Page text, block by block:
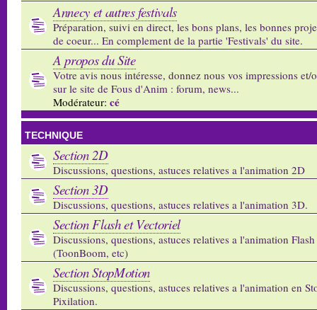
Annecy et autres festivals
Préparation, suivi en direct, les bons plans, les bonnes
de coeur... En complement de la partie 'Festivals' du site.
A propos du Site
Votre avis nous intéresse, donnez nous vos impressions et/
sur le site de Fous d'Anim : forum, news...
Modérateur: cé
TECHNIQUE
Section 2D
Discussions, questions, astuces relatives a l'animation 2D
Section 3D
Discussions, questions, astuces relatives a l'animation 3D.
Section Flash et Vectoriel
Discussions, questions, astuces relatives a l'animation
(ToonBoom, etc)
Section StopMotion
Discussions, questions, astuces relatives a l'animation en
Pixilation.